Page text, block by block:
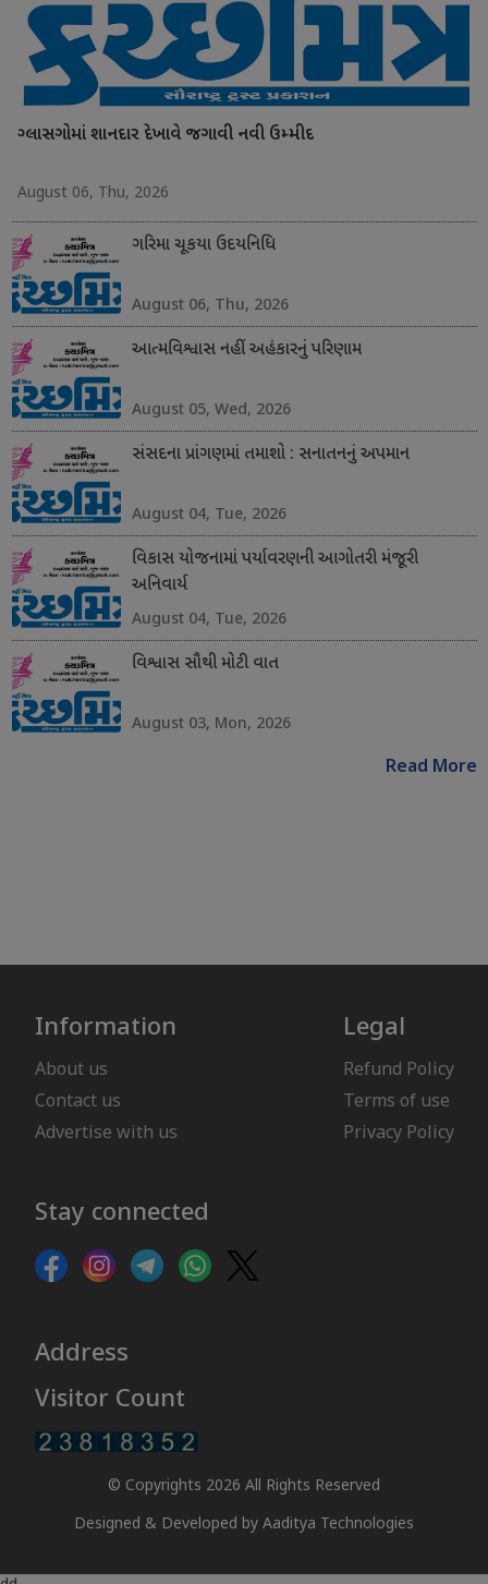
ગ્લાસગોમાં શાનદાર દેખાવે જગાવી નવી ઉમ્મીદ
August 06, Thu, 2026
ગરિમા ચૂકયા ઉદયનિધિ
August 06, Thu, 2026
આત્મવિશ્વાસ નહીં અહંકારનું પરિણામ
August 05, Wed, 2026
સંસદના પ્રાંગણમાં તમાશો : સનાતનનું અપમાન
August 04, Tue, 2026
વિકાસ યોજનામાં પર્યાવરણની આગોતરી મંજૂરી
અનિવાર્ય
August 04, Tue, 2026
વિશ્વાસ સૌથી મોટી વાત
August 03, Mon, 2026
Read More
Information
About us
Contact us
Advertise with us
Legal
Refund Policy
Terms of use
Privacy Policy
Stay connected
Address
Visitor Count
© Copyrights 2026 All Rights Reserved
Designed & Developed by Aaditya Technologies